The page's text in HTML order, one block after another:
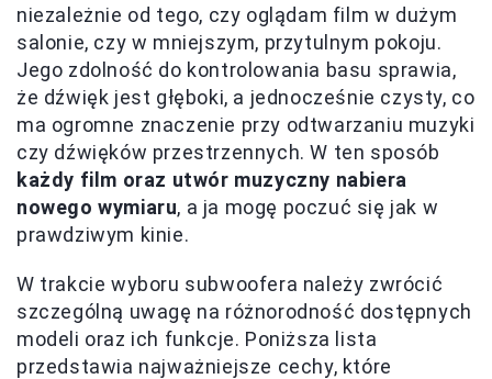
niezależnie od tego, czy oglądam film w dużym
salonie, czy w mniejszym, przytulnym pokoju.
Jego zdolność do kontrolowania basu sprawia,
że dźwięk jest głęboki, a jednocześnie czysty, co
ma ogromne znaczenie przy odtwarzaniu muzyki
czy dźwięków przestrzennych. W ten sposób
każdy film oraz utwór muzyczny nabiera
nowego wymiaru, a ja mogę poczuć się jak w
prawdziwym kinie.
W trakcie wyboru subwoofera należy zwrócić
szczególną uwagę na różnorodność dostępnych
modeli oraz ich funkcje. Poniższa lista
przedstawia najważniejsze cechy, które